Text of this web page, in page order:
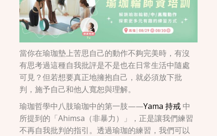
當你在瑜珈墊上苦思自己的動作不夠完美時，有沒
有思考過這種自我批評是不是也在日常生活中隨處
可見？但若想要真正地擁抱自己，就必須放下批
判，施予自己和他人寬恕與理解。
瑜珈哲學中八肢瑜珈中的第一肢——Yama 持戒 中
所提到的「Ahimsa（非暴力）」，正是讓我們練習
不再自我批判的指引。透過瑜珈的練習，我們可以